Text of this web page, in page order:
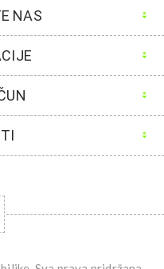
NAS